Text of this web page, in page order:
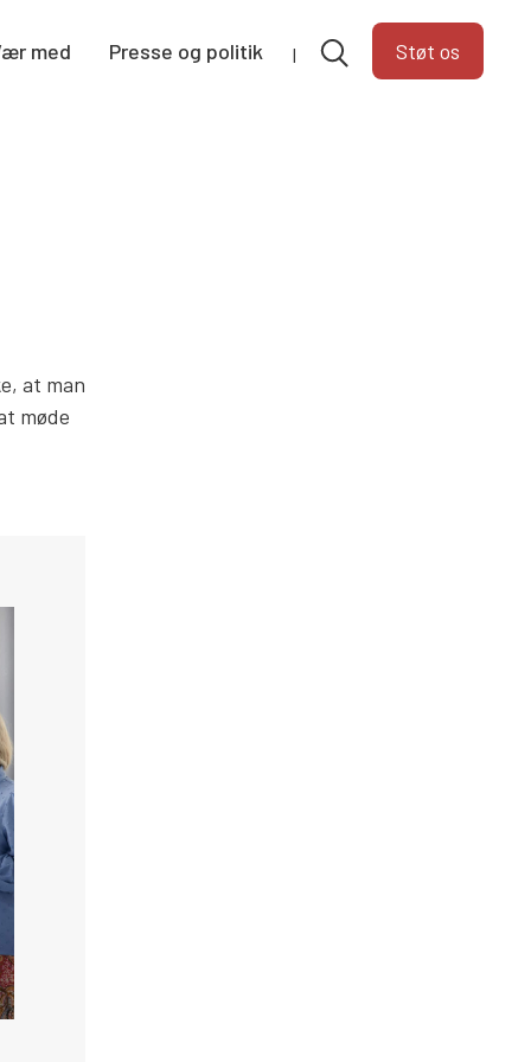
med Presse og politik Støt os
at man
møde